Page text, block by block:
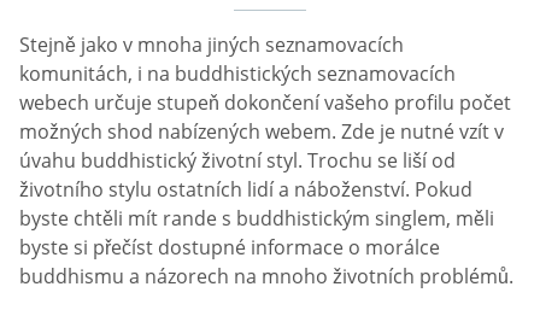
Stejně jako v mnoha jiných seznamovacích
komunitách, i na buddhistických seznamovacích
webech určuje stupeň dokončení vašeho profilu počet
možných shod nabízených webem. Zde je nutné vzít v
úvahu buddhistický životní styl. Trochu se liší od
životního stylu ostatních lidí a náboženství. Pokud
byste chtěli mít rande s buddhistickým singlem, měli
byste si přečíst dostupné informace o morálce
buddhismu a názorech na mnoho životních problémů.